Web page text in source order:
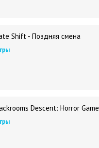
Shift - Поздняя смена
Descent: Horror Game